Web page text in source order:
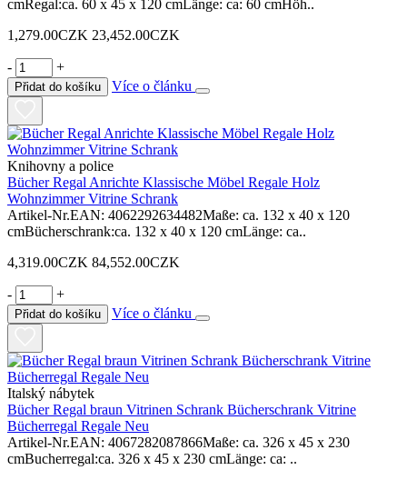
cmRegal:ca. 60 x 45 x 120 cmLänge: ca: 60 cmHöh..
1,279.00CZK 23,452.00CZK
- +
Přidat do košíku Více o článku
Knihovny a police
Bücher Regal Anrichte Klassische Möbel Regale Holz
Wohnzimmer Vitrine Schrank
Artikel-Nr.EAN: 4062292634482Maße: ca. 132 x 40 x 120
cmBücherschrank:ca. 132 x 40 x 120 cmLänge: ca..
4,319.00CZK 84,552.00CZK
- +
Přidat do košíku Více o článku
Italský nábytek
Bücher Regal braun Vitrinen Schrank Bücherschrank Vitrine
Bücherregal Regale Neu
Artikel-Nr.EAN: 4067282087866Maße: ca. 326 x 45 x 230
cmBucherregal:ca. 326 x 45 x 230 cmLänge: ca: ..